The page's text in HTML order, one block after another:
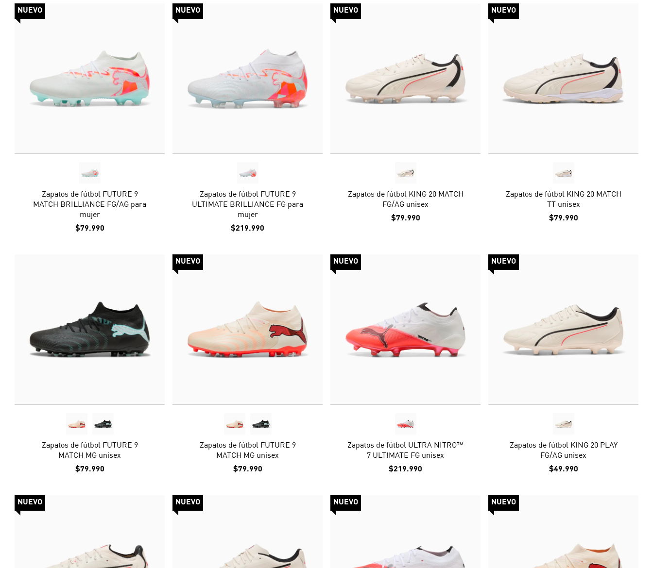
NUEVO
Zapatos de fútbol FUTURE 9
MATCH BRILLIANCE FG/AG para
mujer
$79.990
NUEVO
Zapatos de fútbol FUTURE 9
ULTIMATE BRILLIANCE FG para
mujer
$219.990
NUEVO
Zapatos de fútbol KING 20 MATCH
FG/AG unisex
$79.990
NUEVO
Zapatos de fútbol KING 20 MATCH
TT unisex
$79.990
Zapatos de fútbol FUTURE 9
MATCH MG unisex
$79.990
NUEVO
Zapatos de fútbol FUTURE 9
MATCH MG unisex
$79.990
NUEVO
Zapatos de fútbol ULTRA NITRO™
7 ULTIMATE FG unisex
$219.990
NUEVO
Zapatos de fútbol KING 20 PLAY
FG/AG unisex
$49.990
NUEVO NUEVO NUEVO NUEVO